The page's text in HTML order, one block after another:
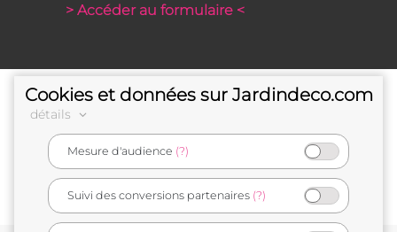
> Accéder au formulaire <
e-commerçant français
Cookies et données sur Jardindeco.com
détails
Mesure d'audience (?)
Suivi des conversions partenaires (?)